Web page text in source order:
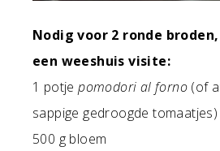
Nodig voor 2 ronde
een weeshuis visite:
1 potjepomodori al forno (of
sappige gedroogde tomaatjes)
500 g bloem